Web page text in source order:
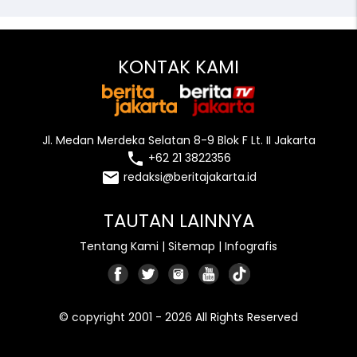
KONTAK KAMI
Jl. Medan Merdeka Selatan 8-9 Blok F Lt. II Jakarta
local_phone +62 21 3822356
email redaksi@beritajakarta.id
TAUTAN LAINNYA
Tentang Kami | Sitemap | Infografis
© copyright 2001 - 2026 All Rights Reserved